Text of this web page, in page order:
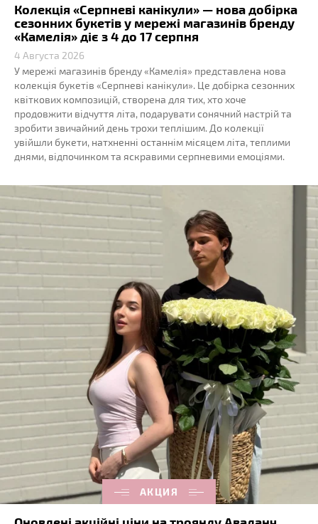
Колекція «Серпневі канікули» — нова добірка
сезонних букетів у мережі магазинів бренду
«Камелія» діє з 4 до 17 серпня
4 Августа 2026
У мережі магазинів бренду «Камелія» представлена нова
колекція букетів «Серпневі канікули». Це добірка сезонних
квіткових композицій, створена для тих, хто хоче
продовжити відчуття літа, подарувати сонячний настрій та
зробити звичайний день трохи теплішим. До колекції
увійшли букети, натхненні останнім місяцем літа, теплими
днями, відпочинком та яскравими серпневими емоціями.
АКЦИЯ